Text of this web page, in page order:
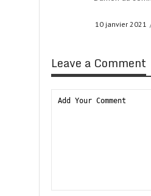
10 janvier 2021
Leave a Comment